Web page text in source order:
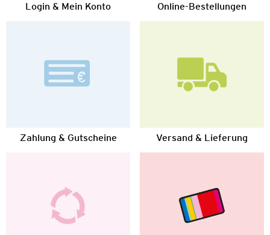
Login & Mein Konto Online-Bestellungen
Zahlung & Gutscheine Versand & Lieferung